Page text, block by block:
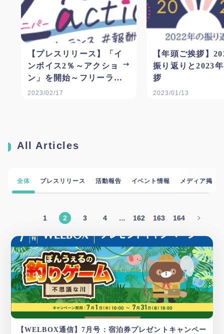
【プレスリリース】「イ
ンボイス2％～アクショ
ン」を開始～フリーラン
スの報酬適正化に向けた
2023/02/17
【年頭ご挨拶】
振り返りと2023
拶
2023/01/13
All Articles
全体 プレスリリース 活動報告 イベント情報 メディア掲載
1 2 3 4 ... 162 163 164
【WELBOX通信】7月号：宿泊券プレゼントキャンペー